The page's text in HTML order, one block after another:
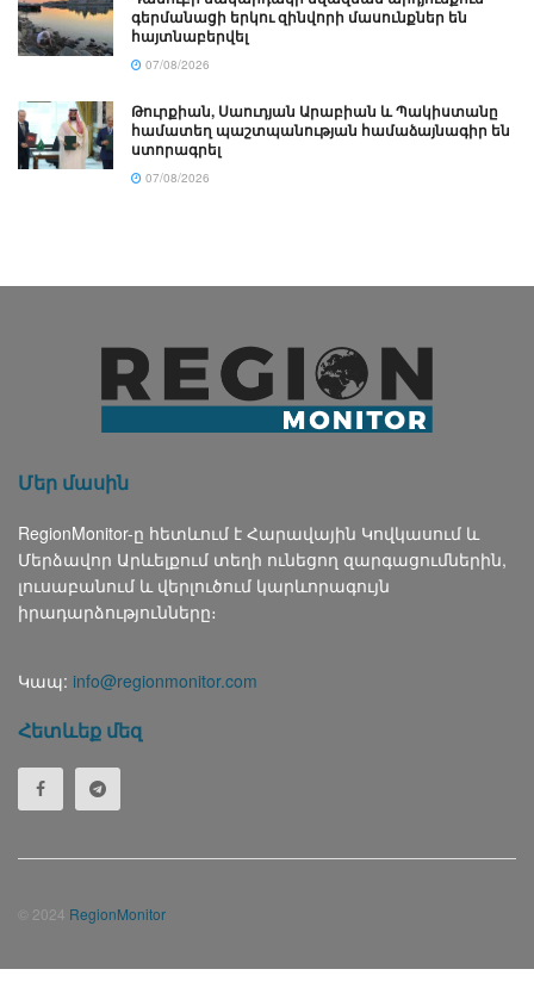
գերմանացի երկու զինվորի մասունքներ են
հայտնաբերվել
07/08/2026
Թուրքիան, Սաուդյան Արաբիան և Պակիստանը
համատեղ պաշտպանության համաձայնագիր են
ստորագրել
07/08/2026
Մեր մասին
RegionMonitor-ը հետևում է Հարավային Կովկասում և
Մերձավոր Արևելքում տեղի ունեցող զարգացումներին,
լուսաբանում և վերլուծում կարևորագույն
իրադարձությունները։
Կապ: info@regionmonitor.com
Հետևեք մեզ
© 2024 RegionMonitor